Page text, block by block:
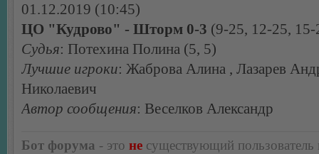
01.12.2019 (10:45)
ЦО "Кудрово" - Шторм 0-3 (9-25, 12-25,
Судья: Потехина Полина (5, 5)
Лучшие игроки: Жаброва Алина , Лазарев
Николаевич
Автор сообщения: Веселков Александр
Бот форума - это не существующий пользователь